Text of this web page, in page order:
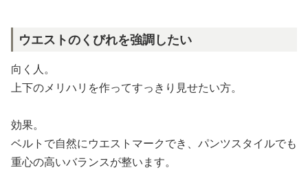
ウエストのくびれを強調したい
向く人。
上下のメリハリを作ってすっきり見せたい方。
効果。
ベルトで自然にウエストマークでき、パンツスタイルでも
重心の高いバランスが整います。